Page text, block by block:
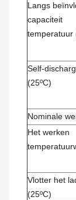
Langs
capaciteit
temperatuur
Self-
(25ºC)
Nominale
Het werken
Vlotter het
(25ºC)